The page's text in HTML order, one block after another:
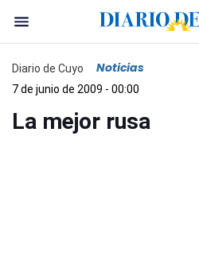
Diario de Cuyo Noticias
7 de junio de 2009 - 00:00
La mejor rusa